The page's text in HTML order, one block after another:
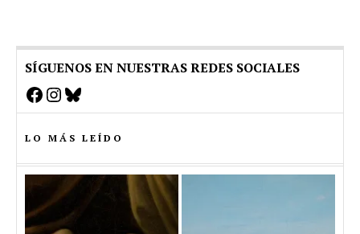
SÍGUENOS EN NUESTRAS REDES SOCIALES
Facebook
Instagram
Bluesky
LO MÁS LEÍDO